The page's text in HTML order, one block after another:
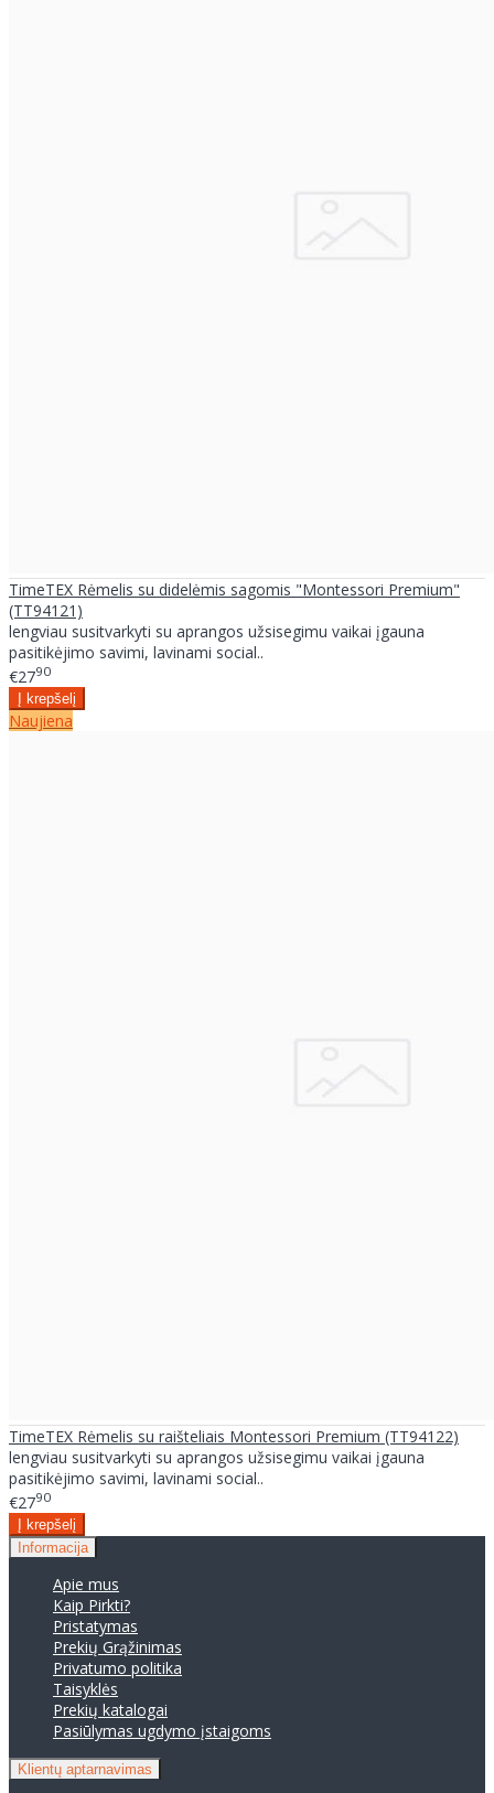
TimeTEX Rėmelis su didelėmis sagomis "Montessori Premium"
(TT94121)
lengviau susitvarkyti su aprangos užsisegimu vaikai įgauna
pasitikėjimo savimi, lavinami social..
€2790
Naujiena
TimeTEX Rėmelis su raišteliais Montessori Premium (TT94122)
lengviau susitvarkyti su aprangos užsisegimu vaikai įgauna
pasitikėjimo savimi, lavinami social..
€2790
Informacija
Apie mus
Kaip Pirkti?
Pristatymas
Prekių Grąžinimas
Privatumo politika
Taisyklės
Prekių katalogai
Pasiūlymas ugdymo įstaigoms
Klientų aptarnavimas